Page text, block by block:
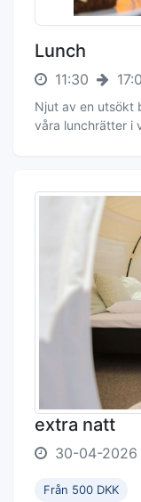
Lunch
11:30
Njut av en utsökt
våra lunchrätter i
extra natt
30-04-2026
Från 500 DKK